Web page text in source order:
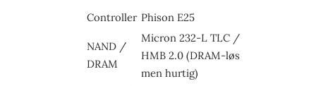
Controller Phison E25
NAND /
DRAM
Micron 232-L TLC /
HMB 2.0 (DRAM-løs
men hurtig)